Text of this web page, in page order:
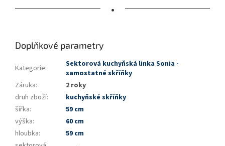
•
Doplňkové parametry
Kategorie:
Sektorová kuchyňská linka Sonia -
samostatné skříňky
Záruka:
2 roky
druh zboží:
kuchyňské skříňky
šířka:
59 cm
výška:
60 cm
hloubka:
59 cm